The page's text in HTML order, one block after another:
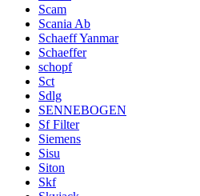
Scam
Scania Ab
Schaeff Yanmar
Schaeffer
schopf
Sct
Sdlg
SENNEBOGEN
Sf Filter
Siemens
Sisu
Siton
Skf